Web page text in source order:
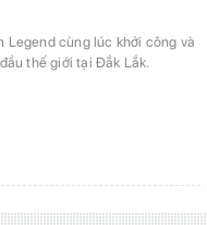
Legend cùng lúc khởi công và
thế giới tại Đắk Lắk.